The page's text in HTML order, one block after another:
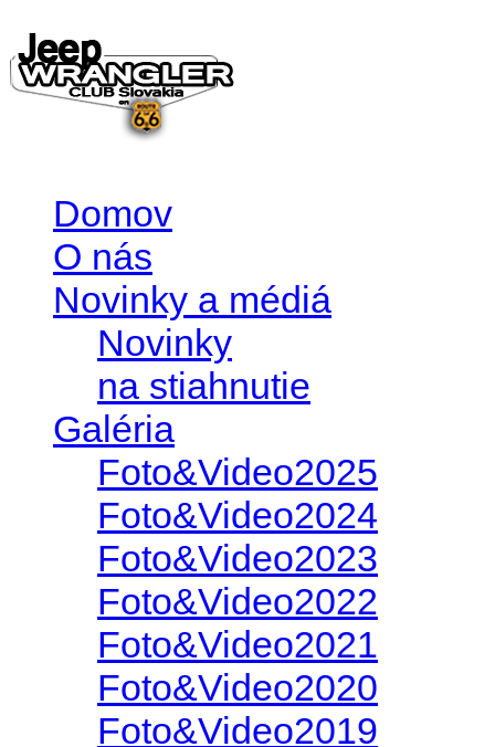
Domov
O nás
Novinky a médiá
Novinky
na stiahnutie
Galéria
Foto&Video2025
Foto&Video2024
Foto&Video2023
Foto&Video2022
Foto&Video2021
Foto&Video2020
Foto&Video2019